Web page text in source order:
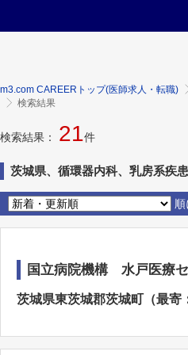
m3.com CAREERトップ(医師求人・転職)
検索結果
検索結果： 21件
茨城県、循環器内科、乳房系疾
国立病院機構 水戸医療
茨城県東茨城郡茨城町（最寄